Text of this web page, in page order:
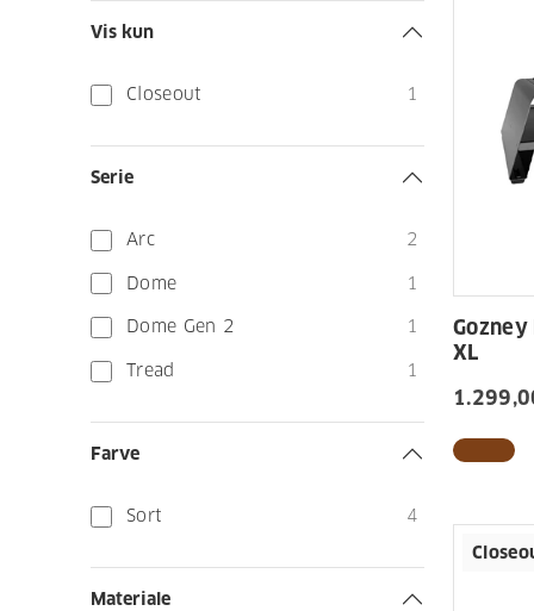
Vis kun
Closeout 1
Serie
Arc 2
Dome 1
Dome Gen 2 1
Tread 1
Farve
Sort 4
Materiale
XL